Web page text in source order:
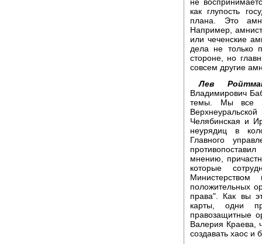
как глупость
плана. Это
Например,
или чеченские
дела не только
стороне, но
совсем другие
Лев
Владимирович
темы. Мы все
Челябинская и
неурядиц в
Главного
мнению,
которые
положительных
права". Как вы
карты, одни
правозащитные
Валерия Краева,
создавать хаос и